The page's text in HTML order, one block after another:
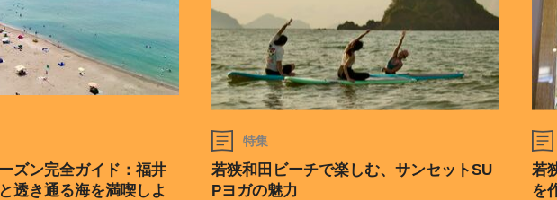
ズン完全ガイド：福井
透き通る海を満喫しよ
特集
若狭和田ビーチで楽しむ、サンセットSU
Pヨガの魅力
若
を